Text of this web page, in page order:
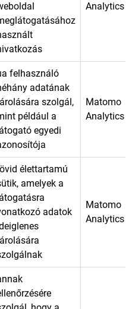
Analytics
felhasználó
adatának
szolgál,
például a
egyedi
Matomo
Analytics
élettartamú
amelyek a
adatok
Matomo
Analytics